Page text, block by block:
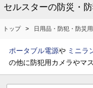
セルスターの防災・
トップ 日用品・防犯・防災
ポータブル電源や ミニラ
の他に防犯用カメラやマ